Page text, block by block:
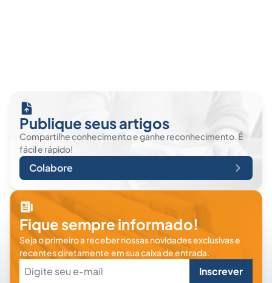
Publique seus artigos
Compartilhe conhecimento e ganhe reconhecimento. É
fácil e rápido!
Colabore
Fique sempre informado!
Seja o primeiro a receber nossas novidades exclusivas e
recentes diretamente em sua caixa de entrada.
Inscrever